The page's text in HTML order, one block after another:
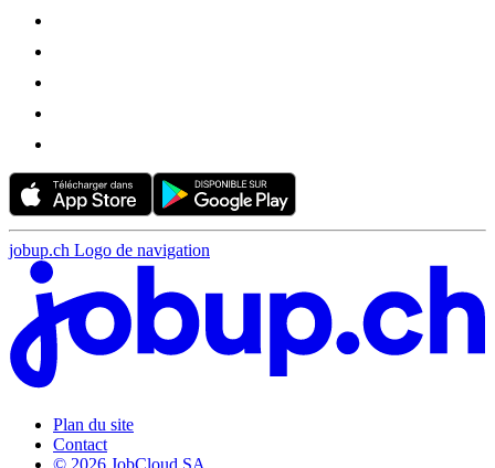
jobup.ch Logo de navigation
Plan du site
Contact
© 2026 JobCloud SA